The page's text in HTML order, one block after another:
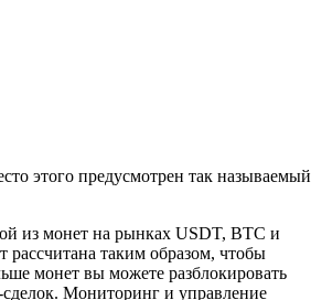
этого предусмотрен так называемый
из монет на рынках USDT, BTC и
рассчитана таким образом, чтобы
монет вы можете разблокировать
Мониторинг и управление